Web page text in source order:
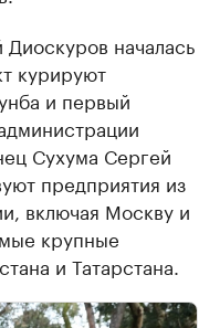
началась
курируют
и первый
Сухума Сергей
предприятия из
включая Москву и
крупные
и Татарстана.